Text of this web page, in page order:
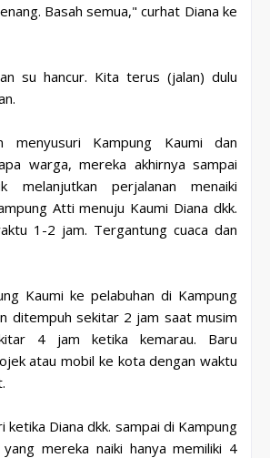
Basah semua," curhat Diana ke
su hancur. Kita terus (jalan) dulu
menyusuri Kampung Kaumi dan
warga, mereka akhirnya sampai
melanjutkan perjalanan menaiki
Atti menuju Kaumi Diana dkk.
1-2 jam. Tergantung cuaca dan
Kaumi ke pelabuhan di Kampung
ditempuh sekitar 2 jam saat musim
4 jam ketika kemarau. Baru
atau mobil ke kota dengan waktu
ketika Diana dkk. sampai di Kampung
mereka naiki hanya memiliki 4